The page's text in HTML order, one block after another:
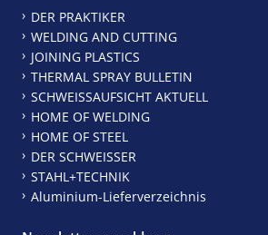
DER PRAKTIKER
WELDING AND CUTTING
JOINING PLASTICS
THERMAL SPRAY BULLETIN
SCHWEISSAUFSICHT AKTUELL
HOME OF WELDING
HOME OF STEEL
DER SCHWEISSER
STAHL+TECHNIK
Aluminium-Lieferverzeichnis